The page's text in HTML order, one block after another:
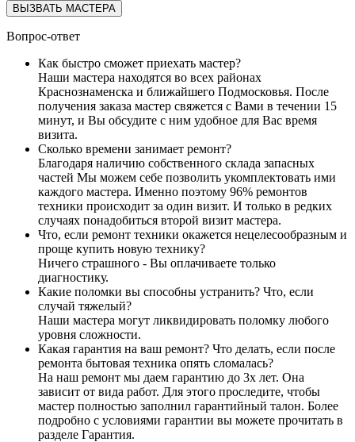
ВЫЗВАТЬ МАСТЕРА
Вопрос-ответ
Как быстро сможет приехать мастер?
Наши мастера находятся во всех районах
Краснознаменска и ближайшего Подмосковья. После
получения заказа мастер свяжется с Вами в течении 15
минут, и Вы обсудите с ним удобное для Вас время
визита.
Сколько времени занимает ремонт?
Благодаря наличию собственного склада запасных
частей Мы можем себе позволить укомплектовать ими
каждого мастера. Именно поэтому 96% ремонтов
техники происходит за один визит. И только в редких
случаях понадобиться второй визит мастера.
Что, если ремонт техники окажется нецелесообразным и
проще купить новую технику?
Ничего страшного - Вы оплачиваете только
диагностику.
Какие поломки вы способны устранить? Что, если
случай тяжелый?
Наши мастера могут ликвидировать поломку любого
уровня сложности.
Какая гарантия на ваш ремонт? Что делать, если после
ремонта бытовая техника опять сломалась?
На наш ремонт мы даем гарантию до 3х лет. Она
зависит от вида работ. Для этого проследите, чтобы
мастер полностью заполнил гарантийный талон. Более
подробно с условиями гарантии вы можете прочитать в
разделе Гарантия.